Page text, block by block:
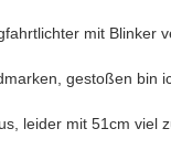
mit Blinker
gestoßen bin
leider mit 51cm viel